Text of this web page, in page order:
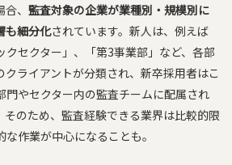
、 監査対象の企業が業種別・規模別に
も細分化されています。新人は、例えば
クセクター」、「第3事業部」など、各部
クライアントが分類され、新卒採用者はこ
門やセクター内の監査チームに配属され
そのため、監査経験できる業界は比較的限
作業が中心になることも。